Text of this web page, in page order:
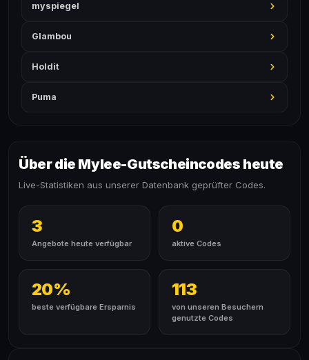
myspiegel
Glambou
Holdit
Puma
Über die Mylee-Gutscheincodes heute
Live-Statistiken aus unserer Datenbank geprüfter Codes.
3
Angebote heute verfügbar
0
aktive Codes
20%
beste verfügbare Ersparnis
113
von unseren Besuchern
genutzte Codes